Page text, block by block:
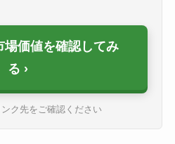
場価値を確認してみ
る
ンク先をご確認ください